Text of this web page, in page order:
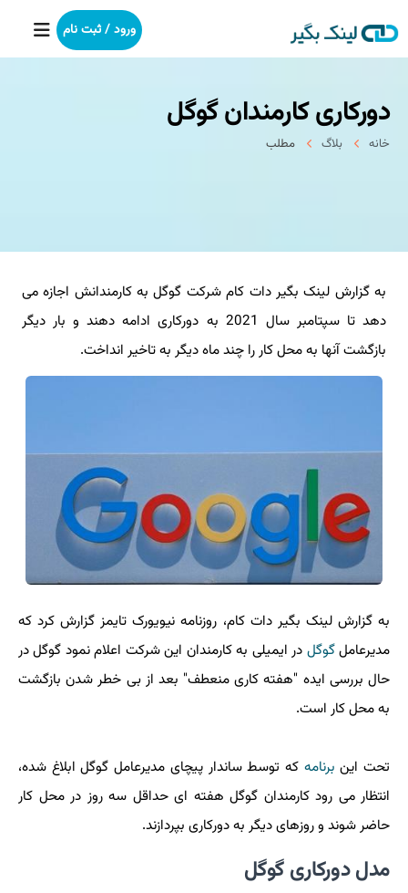
خانه
بکلینک
خدمات ما
درباره ما
آموزش
ورود / ثبت نام
دوركاری كارمندان گوگل
خانه بلاگ مطلب
به گزارش لینک بگیر دات کام شرکت گوگل به کارمندانش اجازه می
دهد تا سپتامبر سال 2021 به دورکاری ادامه دهند و بار دیگر
بازگشت آنها به محل کار را چند ماه دیگر به تاخیر انداخت.
به گزارش لینک بگیر دات کام، روزنامه نیویورک تایمز گزارش کرد که
مدیرعاملگوگل در ایمیلی به کارمندان این شرکت اعلام نمود گوگل در
حال بررسی ایده "هفته کاری منعطف" بعد از بی خطر شدن بازگشت
به محل کار است.
تحت این برنامه که توسط ساندار پیچای مدیرعامل گوگل ابلاغ شده،
انتظار می رود کارمندان گوگل هفته ای حداقل سه روز در محل کار
حاضر شوند و روزهای دیگر به دورکاری بپردازند.
مدل دورکاری گوگل